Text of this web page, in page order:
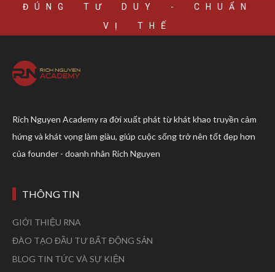
ĐÚNG TƯ DUY - CHUẨN
VỊ THẾ
Rich Nguyen Academy ra đời xuất phát từ khát khao truyền cảm
hứng và khát vọng làm giàu, giúp cuộc sống trở nên tốt đẹp hơn
của founder - doanh nhân Rich Nguyen
THÔNG TIN
GIỚI THIỆU RNA
ĐÀO TẠO ĐẦU TƯ BẤT ĐỘNG SẢN
BLOG TIN TỨC VÀ SỰ KIỆN